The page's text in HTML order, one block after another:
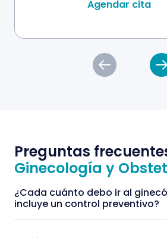
Agendar cita
Preguntas
Ginecología y
¿Cada cuánto debo ir al
incluye un control preventivo?